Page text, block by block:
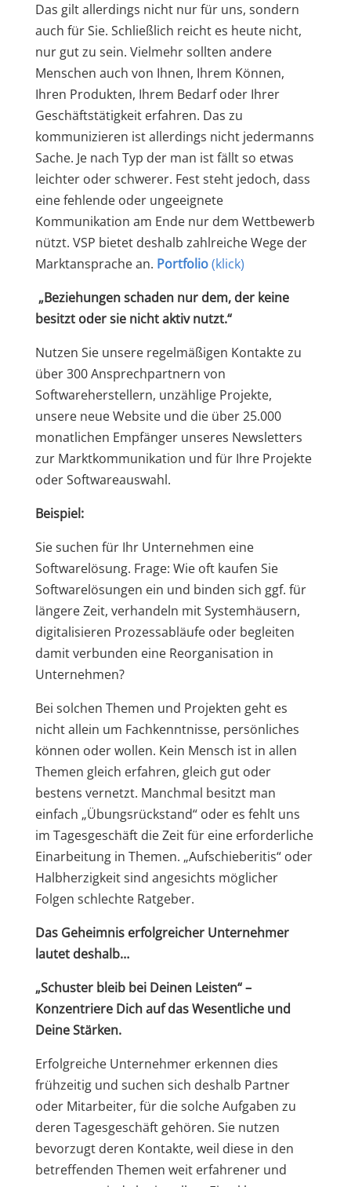
Das gilt allerdings nicht nur für uns, sondern
auch für Sie. Schließlich reicht es heute nicht,
nur gut zu sein. Vielmehr sollten andere
Menschen auch von Ihnen, Ihrem Können,
Ihren Produkten, Ihrem Bedarf oder Ihrer
Geschäftstätigkeit erfahren. Das zu
kommunizieren ist allerdings nicht jedermanns
Sache. Je nach Typ der man ist fällt so etwas
leichter oder schwerer. Fest steht jedoch, dass
eine fehlende oder ungeeignete
Kommunikation am Ende nur dem Wettbewerb
nützt. VSP bietet deshalb zahlreiche Wege der
Marktansprache an. Portfolio(klick)
„Beziehungen schaden nur dem, der keine
besitzt oder sie nicht aktiv nutzt.“
Nutzen Sie unsere regelmäßigen Kontakte zu
über 300 Ansprechpartnern von
Softwareherstellern, unzählige Projekte,
unsere neue Website und die über 25.000
monatlichen Empfänger unseres Newsletters
zur Marktkommunikation und für Ihre Projekte
oder Softwareauswahl.
Beispiel:
Sie suchen für Ihr Unternehmen eine
Softwarelösung. Frage: Wie oft kaufen Sie
Softwarelösungen ein und binden sich ggf. für
längere Zeit, verhandeln mit Systemhäusern,
digitalisieren Prozessabläufe oder begleiten
damit verbunden eine Reorganisation in
Unternehmen?
Bei solchen Themen und Projekten geht es
nicht allein um Fachkenntnisse, persönliches
können oder wollen. Kein Mensch ist in allen
Themen gleich erfahren, gleich gut oder
bestens vernetzt. Manchmal besitzt man
einfach „Übungsrückstand“ oder es fehlt uns
im Tagesgeschäft die Zeit für eine erforderliche
Einarbeitung in Themen. „Aufschieberitis“ oder
Halbherzigkeit sind angesichts möglicher
Folgen schlechte Ratgeber.
Das Geheimnis erfolgreicher Unternehmer
lautet deshalb…
„Schuster bleib bei Deinen Leisten“ –
Konzentriere Dich auf das Wesentliche und
Deine Stärken.
Erfolgreiche Unternehmer erkennen dies
frühzeitig und suchen sich deshalb Partner
oder Mitarbeiter, für die solche Aufgaben zu
deren Tagesgeschäft gehören. Sie nutzen
bevorzugt deren Kontakte, weil diese in den
betreffenden Themen weit erfahrener und